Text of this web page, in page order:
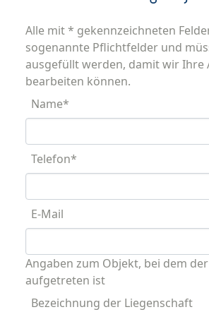
Alle mit * gekennzeichneten
sogenannte Pflichtfelder und
ausgefüllt werden, damit wir Ihre
bearbeiten können.
Name*
Telefon*
E-Mail
Angaben zum Objekt, bei dem
aufgetreten ist
Bezeichnung der Liegenschaft